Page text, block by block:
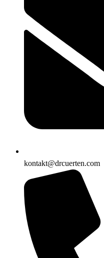
kontakt@drcuerten.com